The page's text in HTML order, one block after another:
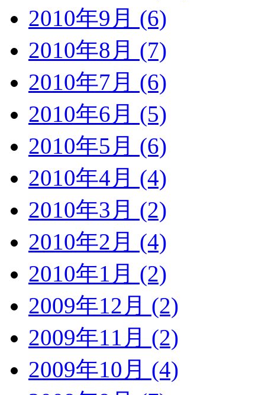
2010年9月 (6)
2010年8月 (7)
2010年7月 (6)
2010年6月 (5)
2010年5月 (6)
2010年4月 (4)
2010年3月 (2)
2010年2月 (4)
2010年1月 (2)
2009年12月 (2)
2009年11月 (2)
2009年10月 (4)